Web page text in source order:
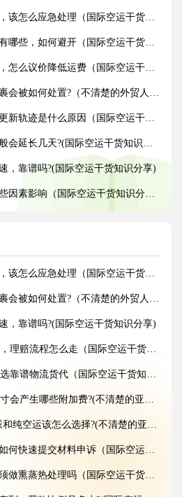
么应急处理（国际空运干货知识分享）
，如何避开（国际空运干货知识分享）
价降低运费（国际空运干货知识分享）
如何处置?（不清楚的外贸人看过来）
是什么原因（国际空运干货知识分享）
延长几天?(国际空运干货知识分享)
，靠谱吗?(国际空运干货知识分享)
素影响（国际空运干货知识分享）
么应急处理（国际空运干货知识分享）
如何处置?（不清楚的外贸人看过来）
，靠谱吗?(国际空运干货知识分享)
流程怎么走（国际空运干货知识分享）
物流货代（国际空运干货知识分享）
哪些附加费?(不清楚的亚马逊卖家看过来)
该怎么选择?(不清楚的亚马逊卖家看过来)
提交材料申诉（国际空运干货知识分享）
蒸热处理吗（国际空运干货知识分享）